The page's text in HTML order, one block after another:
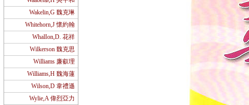
Wakelin,G 魏克琳
Whitehorn,J 懷約翰
WhalIon,D. 花祥
Wilkerson 魏克思
Williams 廉叡理
Williams,H 魏海蓮
Wilson,D 韋禮遜
Wylie,A 偉烈亞力